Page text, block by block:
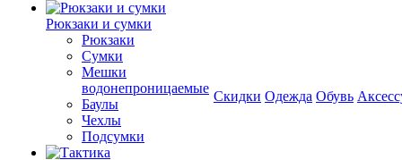
Рюкзаки и сумки
Рюкзаки
Сумки
Мешки
водонепроницаемые
Баулы
Чехлы
Подсумки
Скидки Одежда Обувь